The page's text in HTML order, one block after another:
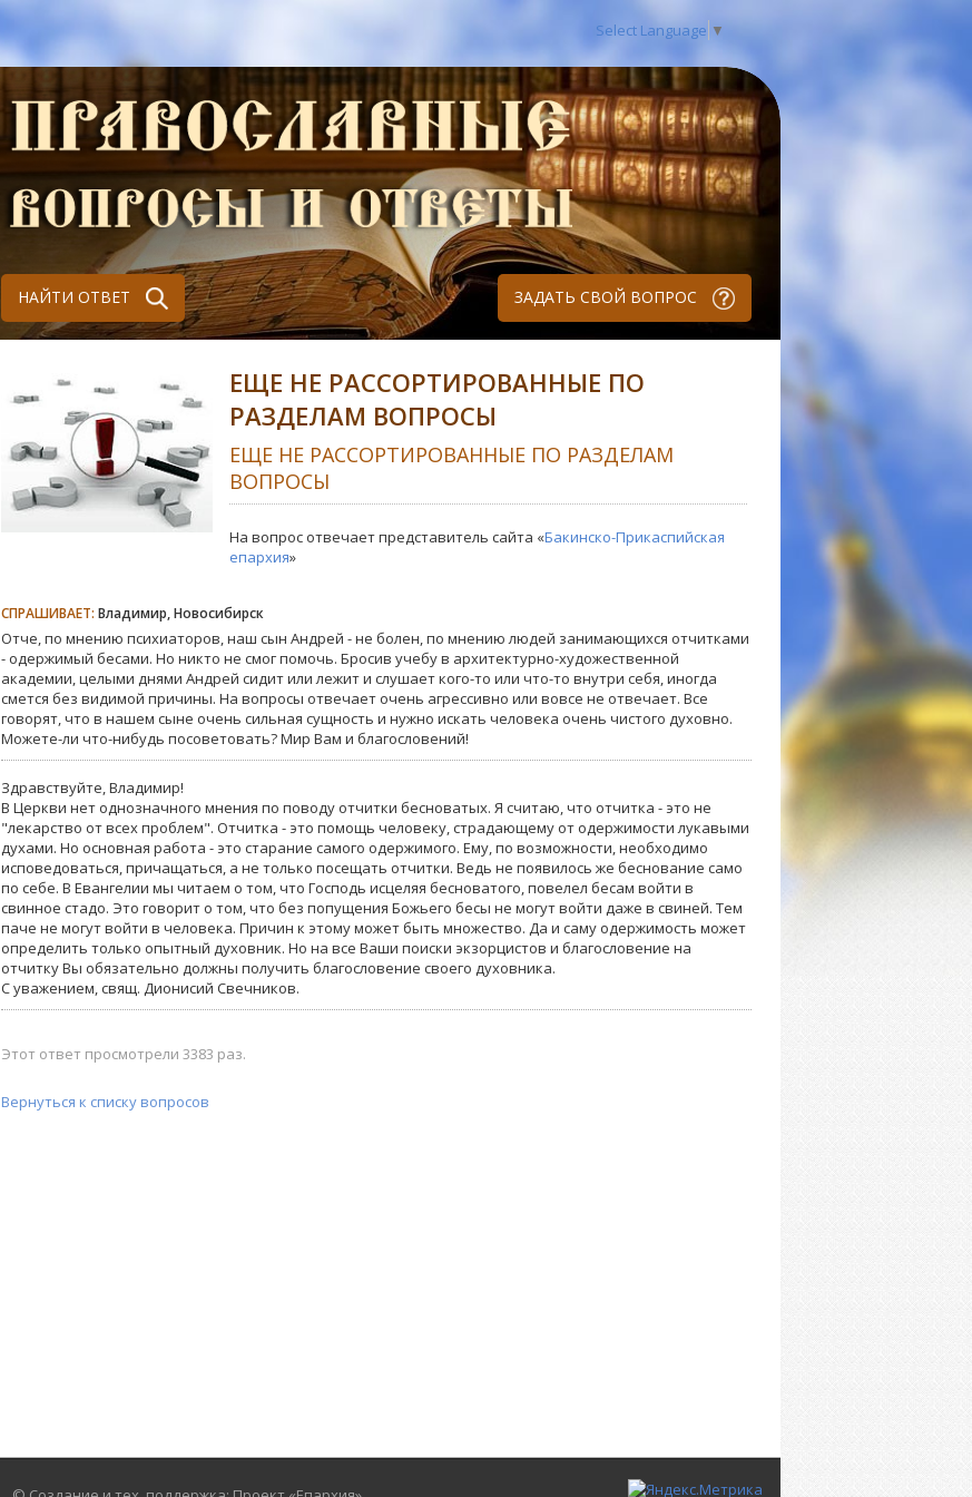
Select Language ▼
НАЙТИ ОТВЕТ ЗАДАТЬ СВОЙ ВОПРОС
ЕЩЕ НЕ РАССОРТИРОВАННЫЕ ПО
РАЗДЕЛАМ ВОПРОСЫ
ЕЩЕ НЕ РАССОРТИРОВАННЫЕ ПО РАЗДЕЛАМ
ВОПРОСЫ
На вопрос отвечает представитель сайта «Бакинско-Прикаспийская
епархия»
СПРАШИВАЕТ: Владимир, Новосибирск
Отче, по мнению психиаторов, наш сын Андрей - не болен, по мнению людей занимающихся отчитками
- одержимый бесами. Но никто не смог помочь. Бросив учебу в архитектурно-художественной
академии, целыми днями Андрей сидит или лежит и слушает кого-то или что-то внутри себя, иногда
смется без видимой причины. На вопросы отвечает очень агрессивно или вовсе не отвечает. Все
говорят, что в нашем сыне очень сильная сущность и нужно искать человека очень чистого духовно.
Можете-ли что-нибудь посоветовать? Мир Вам и благословений!
Здравствуйте, Владимир!
В Церкви нет однозначного мнения по поводу отчитки бесноватых. Я считаю, что отчитка - это не
"лекарство от всех проблем". Отчитка - это помощь человеку, страдающему от одержимости лукавыми
духами. Но основная работа - это старание самого одержимого. Ему, по возможности, необходимо
исповедоваться, причащаться, а не только посещать отчитки. Ведь не появилось же беснование само
по себе. В Евангелии мы читаем о том, что Господь исцеляя бесноватого, повелел бесам войти в
свинное стадо. Это говорит о том, что без попущения Божьего бесы не могут войти даже в свиней. Тем
паче не могут войти в человека. Причин к этому может быть множество. Да и саму одержимость может
определить только опытный духовник. Но на все Ваши поиски экзорцистов и благословение на
отчитку Вы обязательно должны получить благословение своего духовника.
С уважением, свящ. Дионисий Свечников.
Этот ответ просмотрели 3383 раз.
Вернуться к списку вопросов